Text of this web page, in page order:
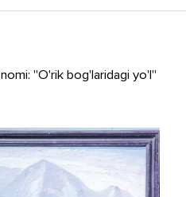
"O'rik bog'laridagi yo'l"